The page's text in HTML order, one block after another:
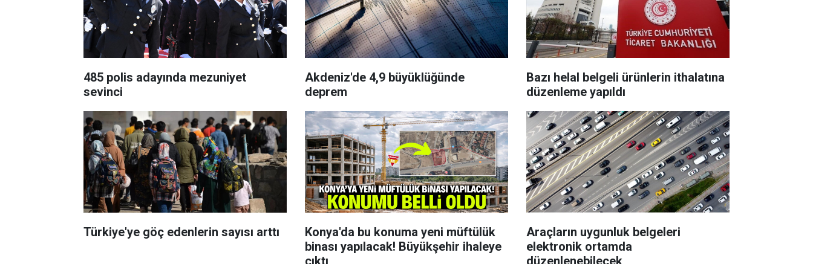
485 polis adayında mezuniyet
sevinci
Akdeniz'de 4,9 büyüklüğünde
deprem
Bazı helal belgeli ürünlerin ithalatına
düzenleme yapıldı
Türkiye'ye göç edenlerin sayısı arttı
Konya'da bu konuma yeni müftülük
binası yapılacak! Büyükşehir ihaleye
çıktı
Araçların uygunluk belgeleri
elektronik ortamda
düzenlenebilecek